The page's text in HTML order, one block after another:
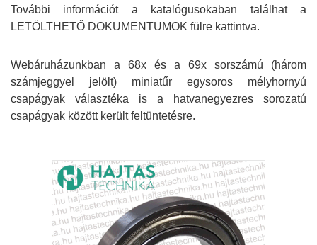
További információt a katalógusokaban találhat a
LETÖLTHETŐ DOKUMENTUMOK fülre kattintva.
Webáruházunkban a 68x és a 69x sorszámú (három
számjeggyel jelölt) miniatűr egysoros mélyhornyú
csapágyak választéka is a hatvanegyezres sorozatú
csapágyak között került feltüntetésre.